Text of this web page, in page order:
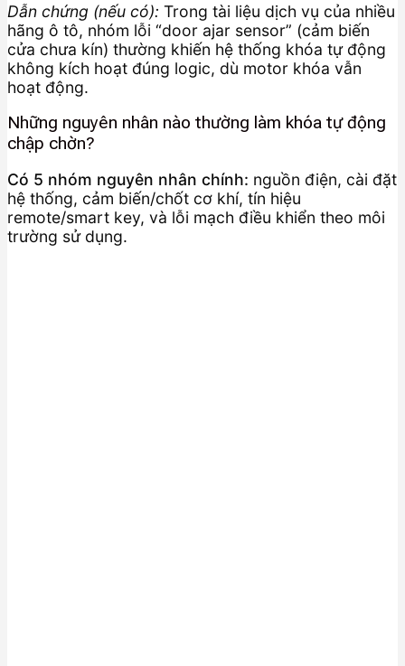
Dẫn chứng (nếu có): Trong tài liệu dịch vụ của nhiều
hãng ô tô, nhóm lỗi “door ajar sensor” (cảm biến
cửa chưa kín) thường khiến hệ thống khóa tự động
không kích hoạt đúng logic, dù motor khóa vẫn
hoạt động.
Những nguyên nhân nào thường làm khóa tự động
chập chờn?
Có 5 nhóm nguyên nhân chính: nguồn điện, cài đặt
hệ thống, cảm biến/chốt cơ khí, tín hiệu
remote/smart key, và lỗi mạch điều khiển theo môi
trường sử dụng.